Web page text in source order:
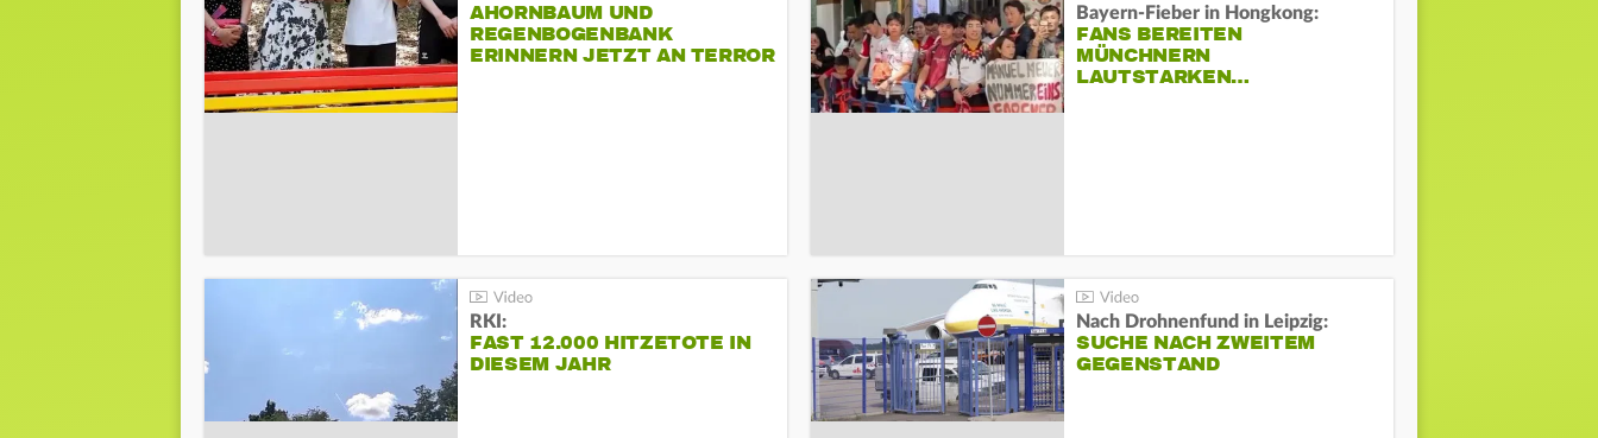
AHORNBAUM UND
REGENBOGENBANK
ERINNERN JETZT AN TERROR
Bayern-Fieber in Hongkong:
FANS BEREITEN
MÜNCHNERN
LAUTSTARKEN…
RKI:
FAST 12.000 HITZETOTE IN
DIESEM JAHR
Nach Drohnenfund in Leipzig:
SUCHE NACH ZWEITEM
GEGENSTAND